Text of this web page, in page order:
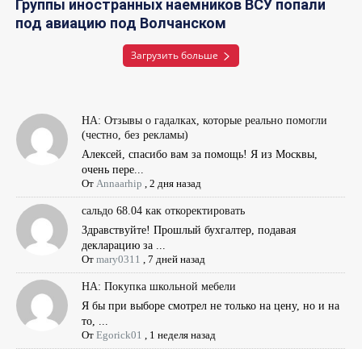
Группы иностранных наемников ВСУ попали
под авиацию под Волчанском
Загрузить больше
НА: Отзывы о гадалках, которые реально помогли
(честно, без рекламы)
Алексей, спасибо вам за помощь! Я из Москвы,
очень пере...
От Annaarhip ,2 дня назад
сальдо 68.04 как откоректировать
Здравствуйте! Прошлый бухгалтер, подавая
декларацию за ...
Отmary0311 ,7 дней назад
НА: Покупка школьной мебели
Я бы при выборе смотрел не только на цену, но и на
то, ...
ОтEgorick01 1 неделя назад